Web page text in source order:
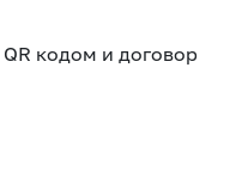
кодом и договор